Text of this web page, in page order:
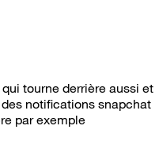
tourne derrière aussi et
notifications snapchat
par exemple